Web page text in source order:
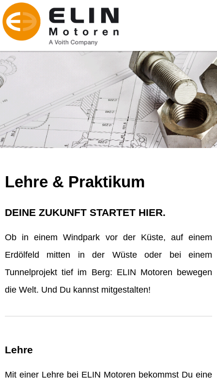
Lehre & Praktikum
DEINE ZUKUNFT STARTET HIER.
Ob in einem Windpark vor der Küste, auf einem
Erdölfeld mitten in der Wüste oder bei einem
Tunnelprojekt tief im Berg: ELIN Motoren bewegen
die Welt. Und Du kannst mitgestalten!
Lehre
Mit einer Lehre bei ELIN Motoren bekommst Du eine